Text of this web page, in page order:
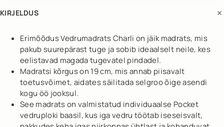
KIRJELDUS
Erimõõdus Vedrumadrats Charli on jäik madrats, mis
pakub suurepärast tuge ja sobib ideaalselt neile, kes
eelistavad magada tugevatel pindadel.
Madratsi kõrgus on 19 cm, mis annab piisavalt
toetusvõimet, aidates säilitada selgroo õige asendi
kogu öö jooksul.
See madrats on valmistatud individuaalse Pocket
vedruploki baasil, kus iga vedru töötab iseseisvalt,